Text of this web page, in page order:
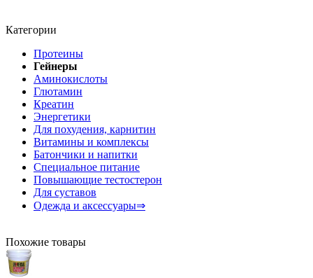
Категории
Протеины
Гейнеры
Аминокислоты
Глютамин
Креатин
Энергетики
Для похудения, карнитин
Витамины и комплексы
Батончики и напитки
Специальное питание
Повышающие тестостерон
Для суставов
Одежда и аксессуары⇒
Похожие товары